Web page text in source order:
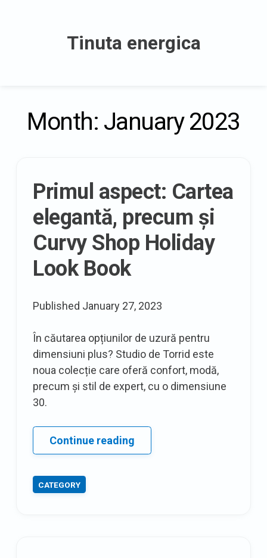
Tinuta energica
Month: January 2023
Primul aspect: Cartea
elegantă, precum și
Curvy Shop Holiday
Look Book
Published January 27, 2023
În căutarea opțiunilor de uzură pentru
dimensiuni plus? Studio de Torrid este
noua colecție care oferă confort, modă,
precum și stil de expert, cu o dimensiune
30.
Continue readingPrimul
aspect:
CATEGORY